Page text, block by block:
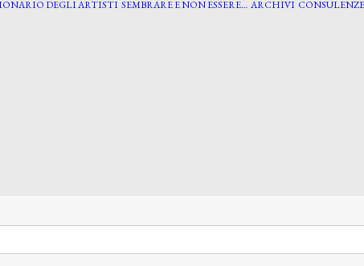
DEGLI ARTISTI SEMBRARE E NON ESSERE… ARCHIVI CONSULENZE